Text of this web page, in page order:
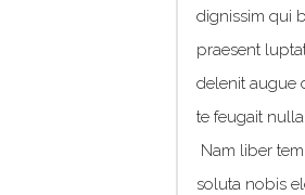
dignissim qui
praesent
delenit augue
te feugait
Nam liber
soluta nobis